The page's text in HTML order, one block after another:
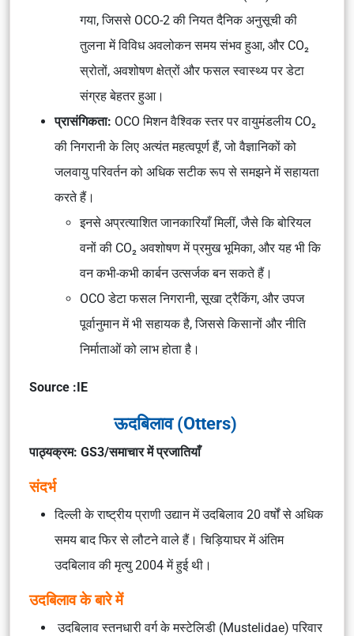
गया, जिससे OCO-2 कीनियत दैनिक अनुसूचीकी
तुलना मेंविविध अवलोकन समयसंभव हुआ, और CO₂
स्रोतों, अवशोषण क्षेत्रों और फसल स्वास्थ्य पर डेटा
संग्रह बेहतर हुआ।
प्रासंगिकता: OCO मिशनवैश्विक स्तर पर वायुमंडलीय CO₂
की निगरानीके लिए अत्यंत महत्वपूर्ण हैं, जो वैज्ञानिकों को
जलवायु परिवर्तन को अधिक सटीक रूप से समझने में सहायता
करते हैं।
इनसे अप्रत्याशित जानकारियाँमिलीं, जैसे किबोरियल
वनोंकी CO₂ अवशोषण में प्रमुख भूमिका, और यह भी कि
वनकभी-कभीकार्बन उत्सर्जकबन सकते हैं।
OCO डेटाफसल निगरानी,सूखा ट्रैकिंग, औरउपज
पूर्वानुमानमें भी सहायक है, जिससेकिसानों और नीति
निर्माताओंको लाभ होता है।
Source :IE
ऊदबिलाव (Otters)
पाठ्यक्रम: GS3/समाचार में प्रजातियाँ
संदर्भ
दिल्ली केराष्ट्रीय प्राणी उद्यानमेंउदबिलाव 20 वर्षों से अधिक
समय बादफिर से लौटनेवाले हैं। चिड़ियाघर मेंअंतिम
उदबिलावकी मृत्यु 2004में हुई थी।
उदबिलाव के बारे में
उदबिलावस्तनधारी वर्गकेमस्टेलिडी (Mustelidae) परिवार